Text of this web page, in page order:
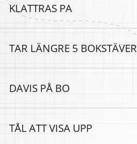
KLATTRAS PA
TAR LÄNGRE 5 BOKSTÄVER
DAVIS PÅ BO
TÅL ATT VISA UPP